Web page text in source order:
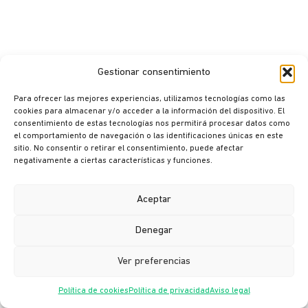
Gestionar consentimiento
Para ofrecer las mejores experiencias, utilizamos tecnologías como las
cookies para almacenar y/o acceder a la información del dispositivo. El
consentimiento de estas tecnologías nos permitirá procesar datos como
el comportamiento de navegación o las identificaciones únicas en este
sitio. No consentir o retirar el consentimiento, puede afectar
negativamente a ciertas características y funciones.
Aceptar
Denegar
Ver preferencias
Política de cookies Política de privacidadAviso legal
© Ikusi 2026
Aviso legal
Política de cookies
Canal ético